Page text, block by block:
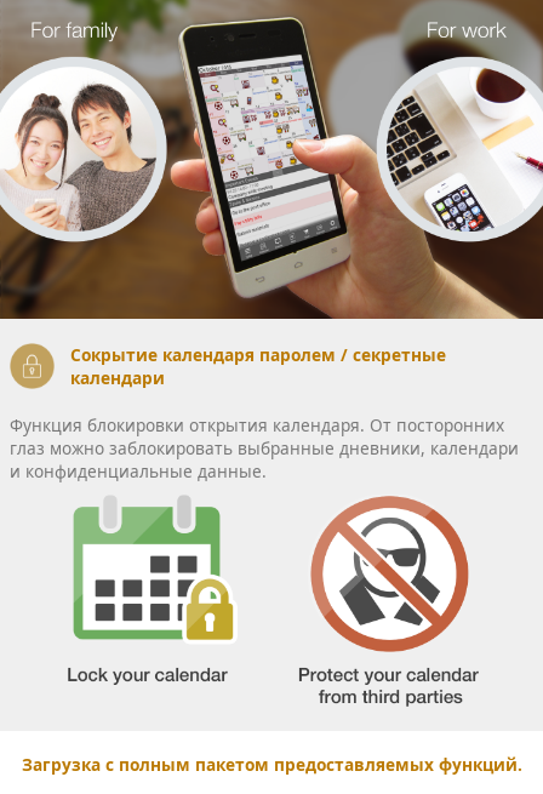
Сокрытие календаря паролем / секретные
календари
Функция блокировки открытия календаря. От посторонних
глаз можно заблокировать выбранные дневники, календари
и конфиденциальные данные.
Загрузка с полным пакетом предоставляемых функций.